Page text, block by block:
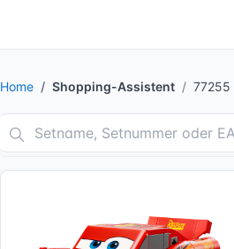
Home Shopping-Assistent 77255